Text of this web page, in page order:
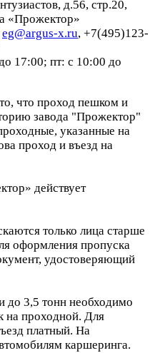
д.56, стр.20,
«Прожектор»
eg@argus-x.ru, +7(495)123-
17:00; пт: с 10:00 до
что проход пешком и
завода "Прожектор"
указанные на
проход и въезд на
действует
только лица старше
оформления пропуска
удостоверяющий
до 3,5 тонн необходимо
на проходной. Для
платный. На
каршеринга.